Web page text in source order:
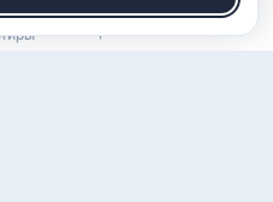
Арена Войти